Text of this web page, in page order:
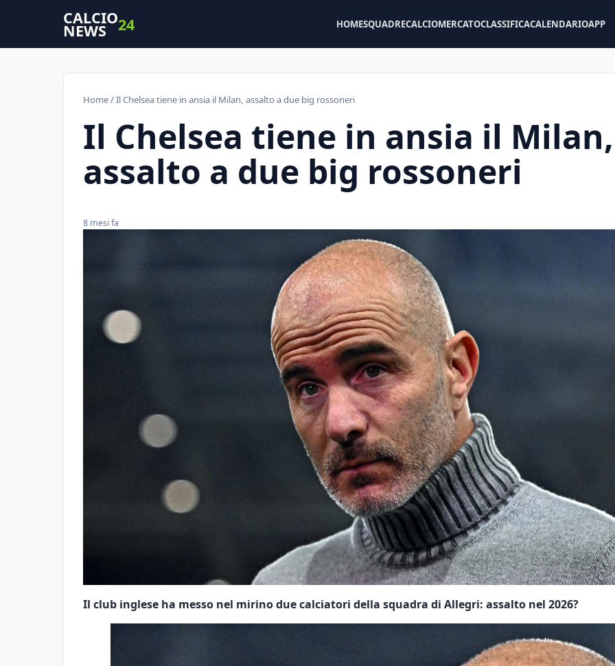
CALCIO
NEWS 24 HOMESQUADRECALCIOMERCATOCLASSIFICACALENDARIOAPP
Home/ Il Chelsea tiene in ansia il Milan, assalto a due big rossoneri
Il Chelsea tiene in ansia il Milan,
assalto a due big rossoneri
8 mesi fa
Il club inglese ha messo nel mirino due calciatori della squadra di Allegri: assalto nel 2026?